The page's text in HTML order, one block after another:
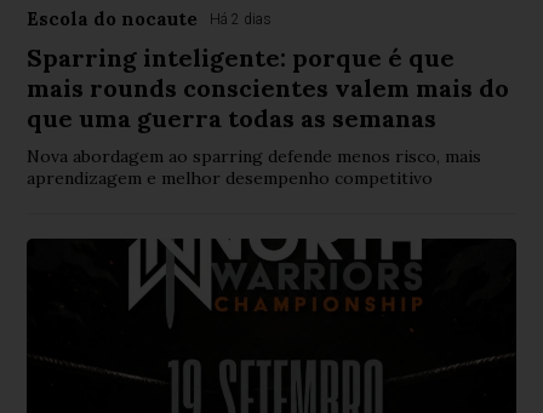
Escola do nocaute Há 2 dias
Sparring inteligente: porque é que
mais rounds conscientes valem mais do
que uma guerra todas as semanas
Nova abordagem ao sparring defende menos risco, mais
aprendizagem e melhor desempenho competitivo